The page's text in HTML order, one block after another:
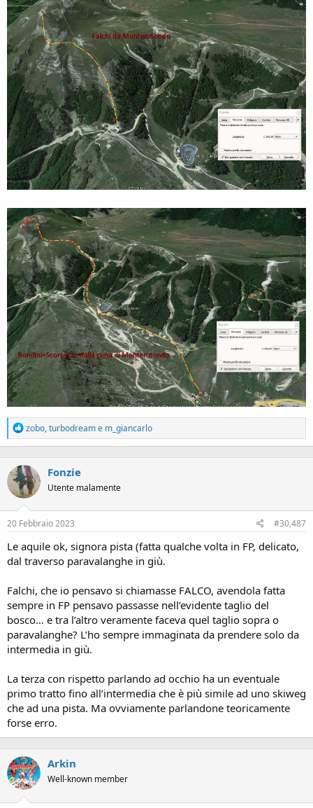
R
e
a
t
i
o
n
:
zobo,turbodreame m_giancarlo
Fonzie
Utente malamente
20 Febbraio 2023 #30,487
Le aquile ok, signora pista (fatta qualche volta in FP, delicato,
dal traverso paravalanghe in giù.
Falchi, che io pensavo si chiamasse FALCO, avendola fatta
sempre in FP pensavo passasse nell’evidente taglio del
bosco… e tra l’altro veramente faceva quel taglio sopra o
paravalanghe? L’ho sempre immaginata da prendere solo da
intermedia in giù.
La terza con rispetto parlando ad occhio ha un eventuale
primo tratto fino all’intermedia che è più simile ad uno skiweg
che ad una pista. Ma ovviamente parlandone teoricamente
forse erro.
Arkin
Well-known member